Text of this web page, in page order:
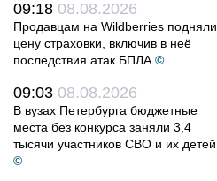
09:18 08.08.2026
Продавцам на Wildberries подняли
цену страховки, включив в неё
последствия атак БПЛА ©
09:03 08.08.2026
В вузах Петербурга бюджетные
места без конкурса заняли 3,4
тысячи участников СВО и их детей
©